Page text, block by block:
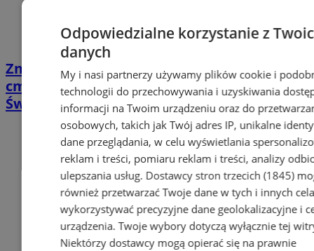
Zmiany w organizacji ruchu w rejonie
cmentarzy w Wodzisławiu na Wszystkich
Świętych
Odpowiedzialne korzystanie z
danych
My i nasi partnerzy używamy plików cookie i
technologii do przechowywania i uzyskiwania
informacji na Twoim urządzeniu oraz do
osobowych, takich jak Twój adres IP, unikalne
dane przeglądania, w celu wyświetlania
reklam i treści, pomiaru reklam i treści, analizy
ulepszania usług. Dostawcy stron trzecich (1845)
również przetwarzać Twoje dane w tych i innych
wykorzystywać precyzyjne dane geolokalizacyjne i
urządzenia. Twoje wybory dotyczą wyłącznie tej
Niektórzy dostawcy mogą opierać się na prawnie